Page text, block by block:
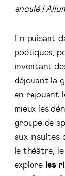
enculé !
En puisant
poétiques,
inventant
déjouant la
en rejouant
mieux les
groupe de
aux insultes
le théâtre,
explore les